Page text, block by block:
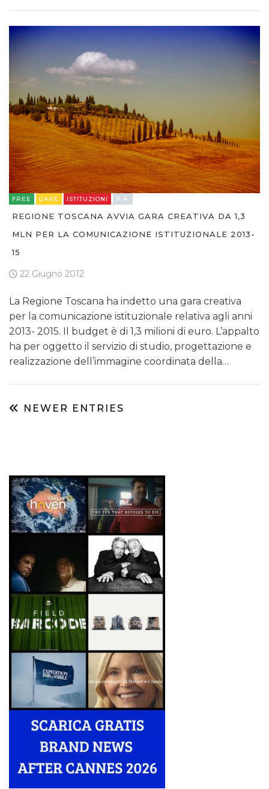
FREE GARE ISTITUZIONI P.A.
REGIONE TOSCANA AVVIA GARA CREATIVA DA 1,3
MLN PER LA COMUNICAZIONE ISTITUZIONALE 2013-
15
22 Giugno 2012
La Regione Toscana ha indetto una gara creativa
per la comunicazione istituzionale relativa agli anni
2013- 2015. Il budget è di 1,3 milioni di euro. L’appalto
ha per oggetto il servizio di studio, progettazione e
realizzazione dell’immagine coordinata della…
NEWER ENTRIES